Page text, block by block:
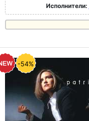
Исполнители:
-54%